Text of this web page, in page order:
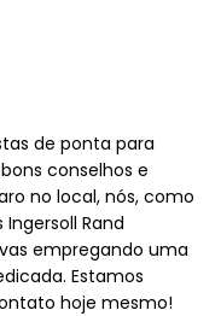
de ponta para
conselhos e
no local, nós, como
Rand
empregando uma
Estamos
hoje mesmo!